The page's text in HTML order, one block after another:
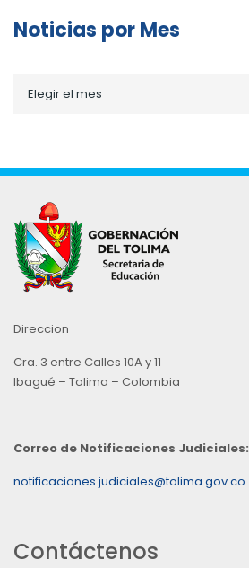
Noticias por Mes
porElegir el mes
Direccion
Cra. 3 entre Calles 10A y 11
Ibagué – Tolima – Colombia
Correo de Notificaciones Judiciales:
notificaciones.judiciales@tolima.gov.co
Contáctenos